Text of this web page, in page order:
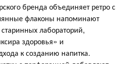
бренда объединяет ретро с
флаконы напоминают
лабораторий,
здоровья» и
к созданию напитка.